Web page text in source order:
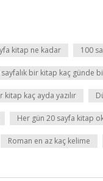
kitap ne kadar 100
bir kitap kaç günde
kitap kaç ayda yazılır
Her gün 20 sayfa kitap
Roman en az kaç kelime